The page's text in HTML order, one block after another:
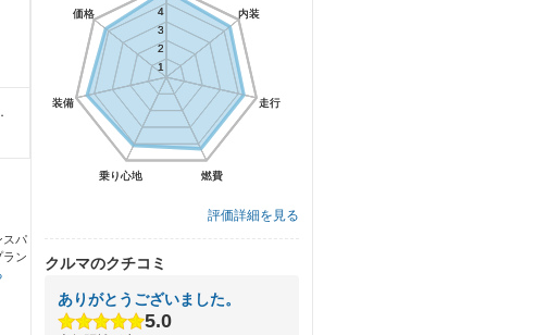
スパ
ラン
内装
走行
燃費
乗り心地
装備
価格
1
2
3
4 内装
走行
燃費
乗り心地
装備
価格
1
2
3
4
評価詳細を見る
クルマのクチコミ
ありがとうございました。
5.0